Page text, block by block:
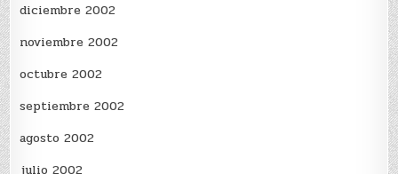
diciembre 2002
noviembre 2002
octubre 2002
septiembre 2002
agosto 2002